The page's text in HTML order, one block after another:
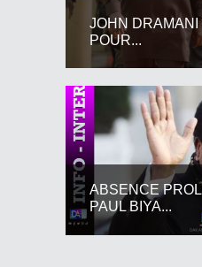
JOHN
POUR...
ABSENCE
PAUL BIYA...